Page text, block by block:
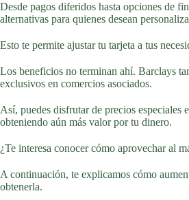
Desde pagos diferidos hasta opciones de
alternativas para quienes desean
Esto te permite ajustar tu tarjeta a tus
Los beneficios no terminan ahí. Barclays
exclusivos en comercios asociados.
Así, puedes disfrutar de precios especiales
obteniendo aún más valor por tu dinero.
¿Te interesa conocer cómo aprovechar al
A continuación, te explicamos cómo
obtenerla.